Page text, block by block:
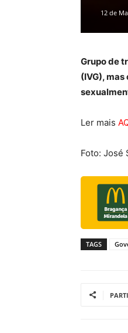
12 de
Grupo de
(IVG),
Ler mais
Foto: José
TAGS